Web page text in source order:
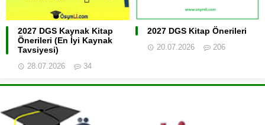
2027 DGS Kaynak Kitap
Önerileri (En İyi Kaynak
Tavsiyesi)
28.07.2026 34
2027 DGS Kitap Önerileri
20.07.2026 206